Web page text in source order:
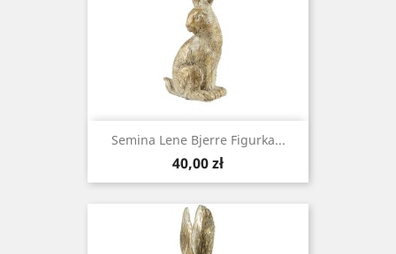
Semina Lene Bjerre Figurka...
Cena
40,00 zł